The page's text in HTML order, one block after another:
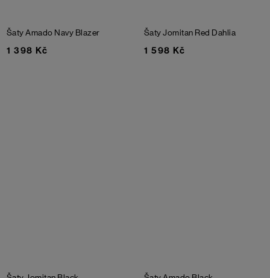
Šaty Amado Navy Blazer
1 398 Kč
Šaty Jomitan Red Dahlia
1 598 Kč